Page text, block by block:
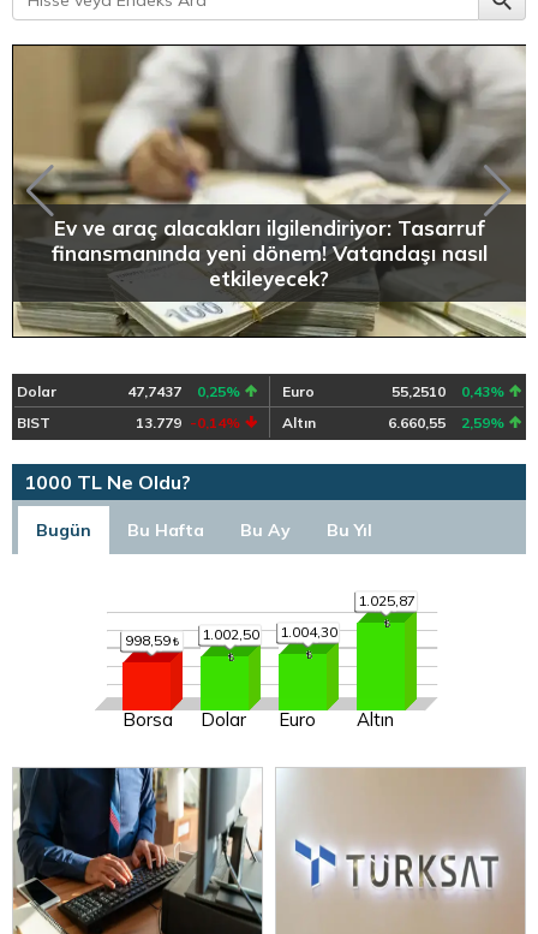
Ev ve araç alacakları ilgilendiriyor: Tasarruf
finansmanında yeni dönem! Vatandaşı nasıl
etkileyecek?
Dolar 47,7437 0,25% Euro 55,2510
0,43%
BIST
13.779 -0,14% Altın 6.660,55 2,59%
1000 TL Ne Oldu?
Bugün Bu Hafta Bu Ay Bu Yıl
998,59
Borsa
1.002,50
Dolar
1.004,30
Euro
1.025,87
Altın